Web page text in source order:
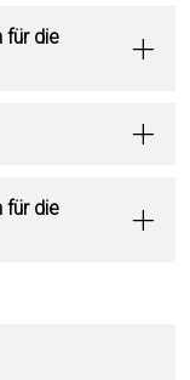
für die
für die